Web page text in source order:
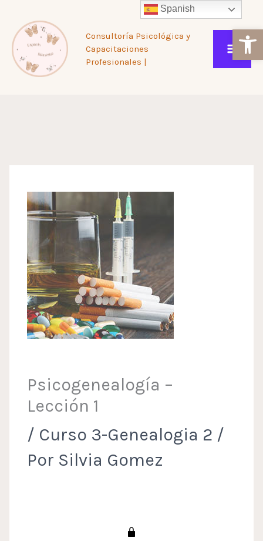
al
contenido
Consultoría Psicológica y
Capacitaciones
Profesionales |
Psicogenealogía –
Lección 1
/ Curso 3-Genealogia 2 /
Por Silvia Gomez
Spanish